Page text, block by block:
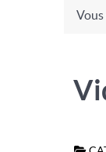
Vous